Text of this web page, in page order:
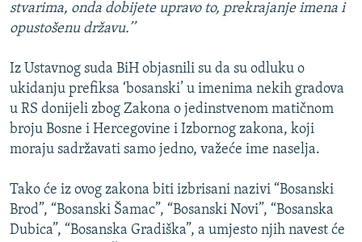
stvarima, onda dobijete upravo to, prekrajanje imena i
opustošenu državu.’’
Iz Ustavnog suda BiH objasnili su da su odluku o
ukidanju prefiksa ‘bosanski’ u imenima nekih gradova
u RS donijeli zbog Zakona o jedinstvenom matičnom
broju Bosne i Hercegovine i Izbornog zakona, koji
moraju sadržavati samo jedno, važeće ime naselja.
Tako će iz ovog zakona biti izbrisani nazivi “Bosanski
Brod”, “Bosanski Šamac”, “Bosanski Novi”, “Bosanska
Dubica”, “Bosanska Gradiška”, a umjesto njih navest će